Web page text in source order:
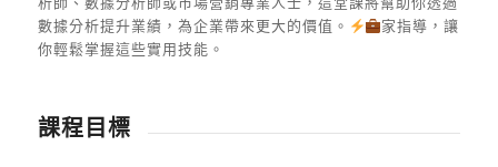
數據分析提升業績，為企業帶來更大的價值。
家指導，讓
你輕鬆掌握這些實用技能。
課程目標